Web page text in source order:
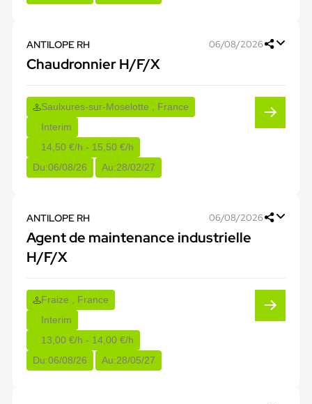
ANTILOPE RH 06/08/2026
Chaudronnier H/F/X
Saulxures-sur-Moselotte , France
Interim
14,50 €/h - 15,50 €/h
Du:06/08/26 Au:28/02/27
ANTILOPE RH 06/08/2026
Agent de maintenance industrielle
H/F/X
Fraize , France
Interim
13,00 €/h - 14,00 €/h
Du:06/08/26 Au:28/05/27